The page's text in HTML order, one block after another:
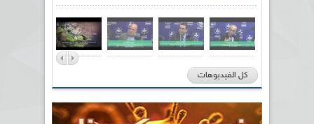
كل الفيديوهات